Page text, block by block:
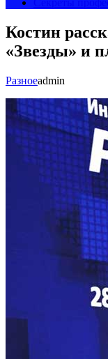
Костин
«Звезды» и
Разноеadmin